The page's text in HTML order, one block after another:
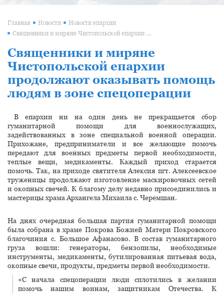
Главная Новости Новости епархии
Священники и миряне Чистопольской епархии продолжают оказывать помощь людям в зоне спецоперации
Священники и миряне
Чистопольской епархии
продолжают оказывать помощь
людям в зоне спецоперации
В епархии ни на один день не прекращается сбор
гуманитарной помощи для военнослужащих,
задействованных в зоне специальной военной операции.
Прихожане, предприниматели и все желающие помочь
передают для военных предметы первой необходимости,
теплые вещи, медикаменты. Каждый приход старается
помочь. Так, на приходе святителя Алексия пгт. Алексеевское
труженицы продолжают изготовление маскировочных сетей
и окопных свечей. К благому делу недавно присоединились и
мастерицы храма Архангела Михаила с. Черемшан.
На днях очередная большая партия гуманитарной помощи
была собрана в храме Покрова Божией Матери Покровского
благочиния с. Большое Афанасово. В состав гуманитарного
груза вошли: генераторы, бензопилы, необходимые
инструменты, медикаменты, бутилированная питьевая вода,
окопные свечи, продукты, предметы первой необходимости.
«С начала спецоперации люди сплотились в желании
помочь нашим воинам, защитникам Отечества. К